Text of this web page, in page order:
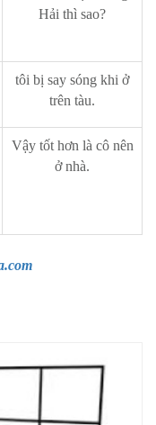
Hải thì sao?
tôi bị say sóng khi ở
trên tàu.
Vậy tốt hơn là cô nên
ở nhà.